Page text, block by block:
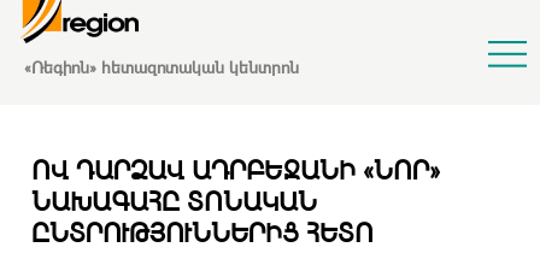
«Ռեգիոն» հետազոտական կենտրոն
ՈՎ ԴԱՐՁԱՎ ԱԴՐԲԵՋԱՆԻ «ՆՈՐ»
ՆԱԽԱԳԱՀԸ ՏՈՆԱԿԱՆ
ԸՆՏՐՈՒԹՅՈՒՆՆԵՐԻՑ ՀԵՏՈ